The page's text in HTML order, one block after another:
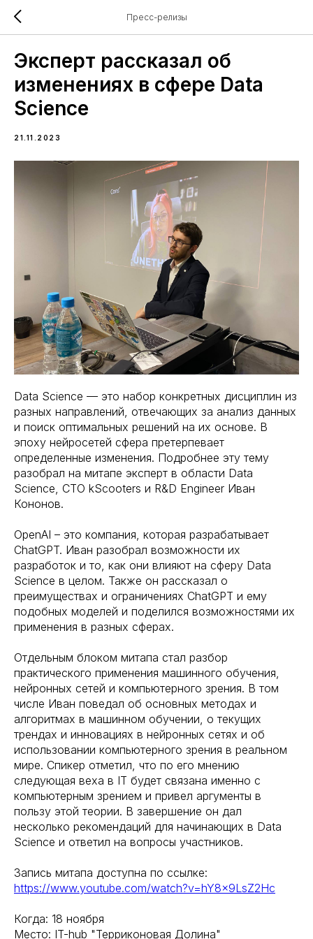
Пресс-релизы
Эксперт рассказал об
изменениях в сфере Data
Science
21.11.2023
Data Science — это набор конкретных дисциплин из
разных направлений, отвечающих за анализ данных
и поиск оптимальных решений на их основе. В
эпоху нейросетей сфера претерпевает
определенные изменения. Подробнее эту тему
разобрал на митапе эксперт в области Data
Science, CTO kScooters и R&D Engineer Иван
Кононов.
OpenAI – это компания, которая разрабатывает
ChatGPT. Иван разобрал возможности их
разработок и то, как они влияют на сферу Data
Science в целом. Также он рассказал о
преимуществах и ограничениях ChatGPT и ему
подобных моделей и поделился возможностями их
применения в разных сферах.
Отдельным блоком митапа стал разбор
практического применения машинного обучения,
нейронных сетей и компьютерного зрения. В том
числе Иван поведал об основных методах и
алгоритмах в машинном обучении, о текущих
трендах и инновациях в нейронных сетях и об
использовании компьютерного зрения в реальном
мире. Спикер отметил, что по его мнению
следующая веха в IT будет связана именно с
компьютерным зрением и привел аргументы в
пользу этой теории. В завершение он дал
несколько рекомендаций для начинающих в Data
Science и ответил на вопросы участников.
Запись митапа доступна по ссылке:
https://www.youtube.com/watch?v=hY8x9LsZ2Hc
Когда: 18 ноября
Место: IT-hub "Терриконовая Долина"